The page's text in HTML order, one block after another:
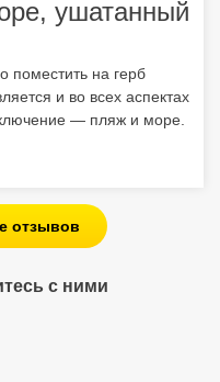
ушатанный
поместить на герб
и во всех аспектах
— пляж и море.
отзывов
с ними